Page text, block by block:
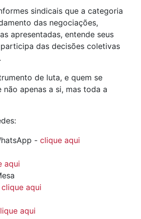
sindicais que a categoria
das negociações,
apresentadas, entende seus
das decisões coletivas
de luta, e quem se
apenas a si, mas toda a
- clique aqui
aqui
clique aqui
aqui